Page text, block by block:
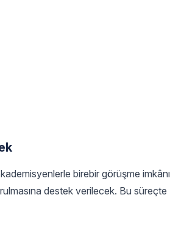
birebir görüşme
destek verilecek. Bu süreçte